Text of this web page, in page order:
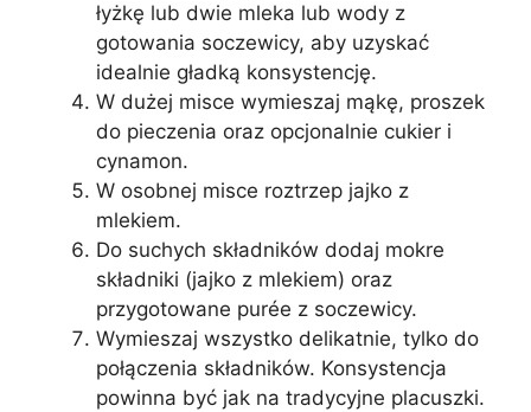
łyżkę lub dwie mleka lub wody z
gotowania soczewicy, aby uzyskać
idealnie gładką konsystencję.
W dużej misce wymieszaj mąkę, proszek
do pieczenia oraz opcjonalnie cukier i
cynamon.
W osobnej misce roztrzep jajko z
mlekiem.
Do suchych składników dodaj mokre
składniki (jajko z mlekiem) oraz
przygotowane purée z soczewicy.
Wymieszaj wszystko delikatnie, tylko do
połączenia składników. Konsystencja
powinna być jak na tradycyjne placuszki.